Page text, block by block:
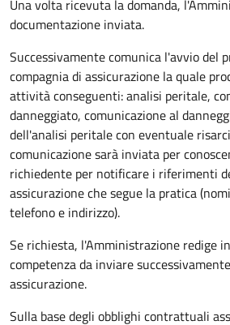
Una volta ricevuta la domanda,
documentazione inviata.
Successivamente comunica l'avvio del
compagnia di assicurazione la quale
attività conseguenti: analisi peritale,
danneggiato, comunicazione al
dell'analisi peritale con eventuale
comunicazione sarà inviata per
richiedente per notificare i riferimenti
assicurazione che segue la pratica
telefono e indirizzo).
Se richiesta, l'Amministrazione redige
competenza da inviare
assicurazione.
Sulla base degli obblighi contrattuali